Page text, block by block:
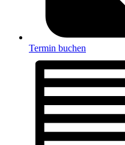
Termin buchen